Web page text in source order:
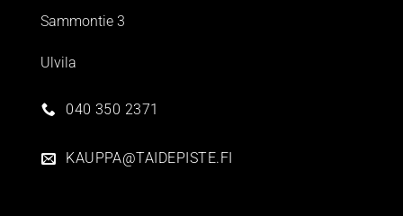
Sammontie 3
Ulvila
040 350 2371
KAUPPA@TAIDEPISTE.FI